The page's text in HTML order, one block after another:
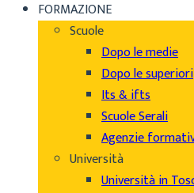
FORMAZIONE
Scuole
Dopo le medie
Dopo le superiori
Its & ifts
Scuole Serali
Agenzie
Università
Università in